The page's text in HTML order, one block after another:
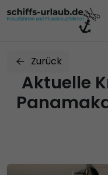
Zurück
Aktuelle